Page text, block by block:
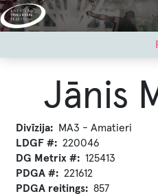
Pārlekt
uz
menu
Jānis
Divīzija
MA3 - Amatieri
LDGF #
220046
DG Metrix #
125413
PDGA #
221612
PDGA reitings
857